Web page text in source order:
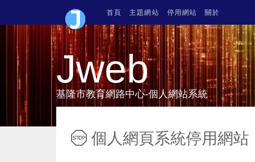
首頁 主題網站 停用網站 關於
Jweb
基隆市教育網路中心-個人網站系統
個人網頁系統停用網站